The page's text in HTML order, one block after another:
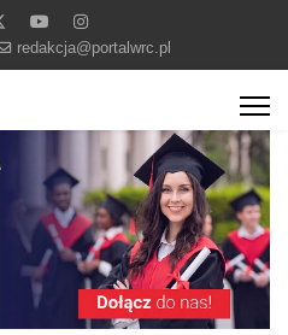
redakcja@portalwrc.pl